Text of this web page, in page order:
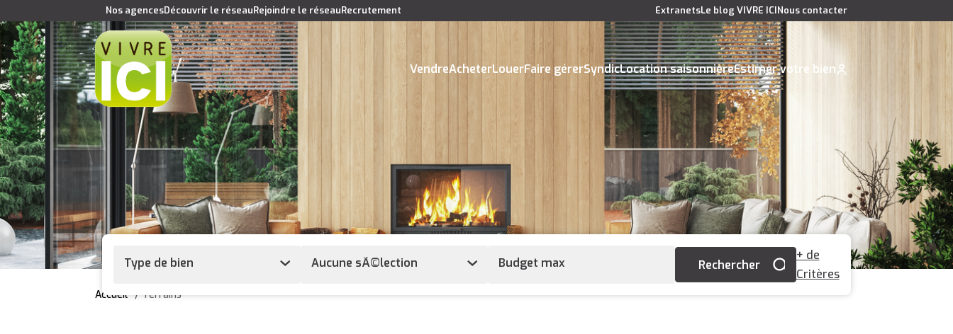
Nos agencesDécouvrir le réseauRejoindre le réseauRecrutement ExtranetsLe blog VIVRE ICINous contacter
VendreAcheterLouerFaire gérerSyndicLocation saisonnièreEstimer votre bien
Type de bien Aucune sÃ©lection
+ de
Critères
Accueil Terrains